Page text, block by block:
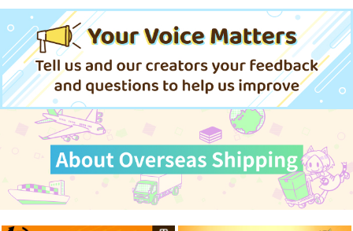
サンプル
カート
サンプル
カート
サンプル
カート
双葉社
803円（税込）
サンプル
作品詳細
違いしていた幼なじみ
の愛が重すぎる
ＳＢクリエイティブ
サンプル
作品詳細